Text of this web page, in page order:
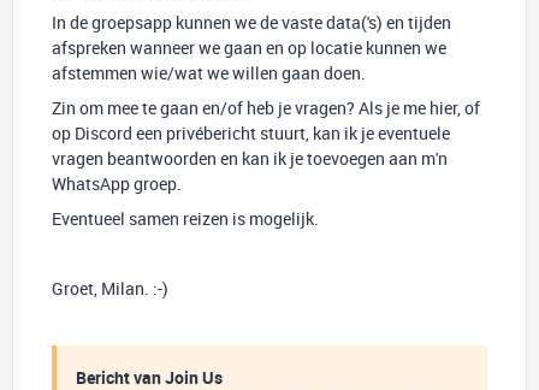
In de groepsapp kunnen we de vaste data('s) en tijden
afspreken wanneer we gaan en op locatie kunnen we
afstemmen wie/wat we willen gaan doen.
Zin om mee te gaan en/of heb je vragen? Als je me hier, of
op Discord een privébericht stuurt, kan ik je eventuele
vragen beantwoorden en kan ik je toevoegen aan m'n
WhatsApp groep.
Eventueel samen reizen is mogelijk.
Groet, Milan. :-)
Bericht van Join Us